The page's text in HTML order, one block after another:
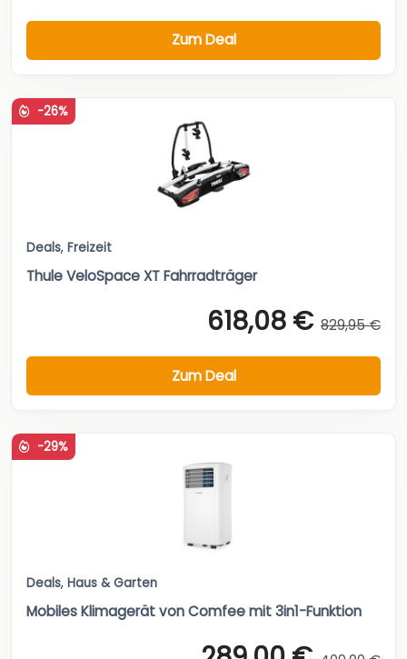
Zum Deal
-26%
Deals, Freizeit
Thule VeloSpace XT Fahrradträger
618,08 € 829,95 €
Zum Deal
-29%
Deals, Haus & Garten
Mobiles Klimagerät von Comfee mit 3in1-Funktion